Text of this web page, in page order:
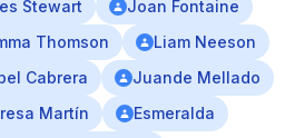
Stewart
Joan Fontaine
Thomson
Liam Neeson
Cabrera
Juande Mellado
Martín
Esmeralda